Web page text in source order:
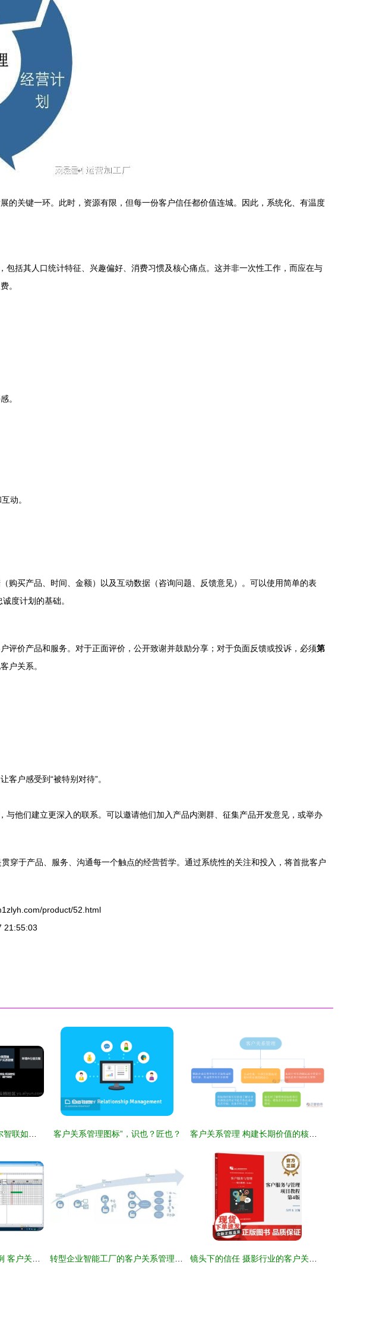
关键一环。此时，资源有限，但每一份客户信任都价值连城。因此，系统化、有温度
括其人口统计特征、兴趣偏好、消费习惯及核心痛点。这并非一次性工作，而应在与
。
。
动。
购买产品、时间、金额）以及互动数据（咨询问题、反馈意见）。可以使用简单的表
度计划的基础。
价产品和服务。对于正面评价，公开致谢并鼓励分享；对于负面反馈或投诉，必须第
户关系。
户感受到“被特别对待”。
他们建立更深入的联系。可以邀请他们加入产品内测群、征集产品开发意见，或举办
穿于产品、服务、沟通每一个触点的经营哲学。通过系统性的关注和投入，将首批客户
product/52.html
21:55:03
客户关系管理图标”，识也？匠也？